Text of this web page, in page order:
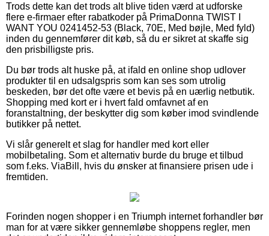
Trods dette kan det trods alt blive tiden værd at udforske
flere e-firmaer efter rabatkoder på PrimaDonna TWIST I
WANT YOU 0241452-53 (Black, 70E, Med bøjle, Med fyld)
inden du gennemfører dit køb, så du er sikret at skaffe sig
den prisbilligste pris.
Du bør trods alt huske på, at ifald en online shop udlover
produkter til en udsalgspris som kan ses som utrolig
beskeden, bør det ofte være et bevis på en uærlig netbutik.
Shopping med kort er i hvert fald omfavnet af en
foranstaltning, der beskytter dig som køber imod svindlende
butikker på nettet.
Vi slår generelt et slag for handler med kort eller
mobilbetaling. Som et alternativ burde du bruge et tilbud
som f.eks. ViaBill, hvis du ønsker at finansiere prisen ude i
fremtiden.
Forinden nogen shopper i en Triumph internet forhandler bør
man for at være sikker gennemløbe shoppens regler, men